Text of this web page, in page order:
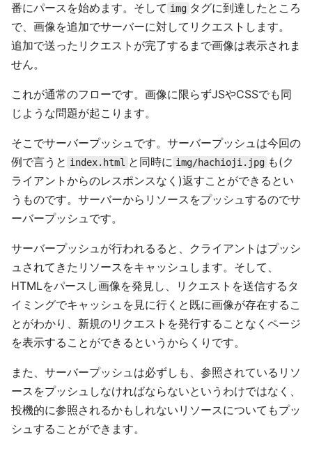
番にパースを始めます。そして img タグに到達したところ
で、画像を追加でサーバーに対してリクエストします。
追加で送ったリクエストが完了するまで画像は表示されま
せん。
これが通常のフローです。画像に限らずJSやCSSでも同
じような問題が起こります。
そこでサーバープッシュです。サーバープッシュは今回の
例で言うと index.html と同時に img/hachioji.jpg も(ク
ライアントからのレスポンスなく)返すことができるとい
うものです。サーバーからリソースをプッシュするのでサ
ーバープッシュです。
サーバープッシュが行われるると、クライアントはプッシ
ュされてきたリソースをキャッシュします。そして、
HTMLをパースし画像を発見し、リクエストを送信するタ
イミングでキャッシュを見に行くと既に画像が存在するこ
とがわかり、新規のリクエストを発行することなくページ
を表示することができるというからくりです。
また、サーバープッシュは必ずしも、参照されているリソ
ースをプッシュしなければならないというわけではなく、
投機的に参照されるかもしれないリソースについてもプッ
シュすることができます。